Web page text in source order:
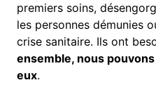
premiers soins,
les personnes démunies
crise sanitaire. Ils ont
ensemble, nous
eux.